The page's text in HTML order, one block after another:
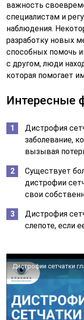
важность
специалистам и
наблюдения.
разработку новых
способных помочь
с другом, люди
которая помогает
Интересные
Дистрофия
заболевание,
вызывая
Существует
дистрофии
свои
Дистрофия
слепоте, если